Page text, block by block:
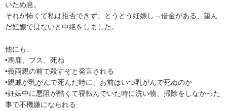
いため息。
それが怖くて私は拒否できず、とうとう妊娠し→借金がある、望ん
だ妊娠ではないと中絶をしました。
他にも、
•馬鹿、ブス、死ね
•義両親の前で殺すぞと発言される
•親戚が乳がんで死んだ時に、お前はいつ乳がんで死ぬのか
•妊娠中に悪阻が酷くて寝転んでいた時に洗い物、掃除をしなかった
事で不機嫌になられる